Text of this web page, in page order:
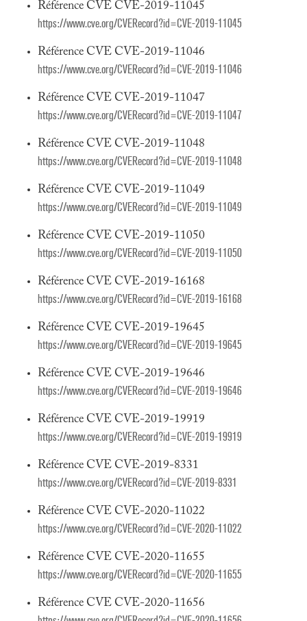
Référence CVE CVE-2019-11045
https://www.cve.org/CVERecord?id=CVE-2019-11045
Référence CVE CVE-2019-11046
https://www.cve.org/CVERecord?id=CVE-2019-11046
Référence CVE CVE-2019-11047
https://www.cve.org/CVERecord?id=CVE-2019-11047
Référence CVE CVE-2019-11048
https://www.cve.org/CVERecord?id=CVE-2019-11048
Référence CVE CVE-2019-11049
https://www.cve.org/CVERecord?id=CVE-2019-11049
Référence CVE CVE-2019-11050
https://www.cve.org/CVERecord?id=CVE-2019-11050
Référence CVE CVE-2019-16168
https://www.cve.org/CVERecord?id=CVE-2019-16168
Référence CVE CVE-2019-19645
https://www.cve.org/CVERecord?id=CVE-2019-19645
Référence CVE CVE-2019-19646
https://www.cve.org/CVERecord?id=CVE-2019-19646
Référence CVE CVE-2019-19919
https://www.cve.org/CVERecord?id=CVE-2019-19919
Référence CVE CVE-2019-8331
https://www.cve.org/CVERecord?id=CVE-2019-8331
Référence CVE CVE-2020-11022
https://www.cve.org/CVERecord?id=CVE-2020-11022
Référence CVE CVE-2020-11655
https://www.cve.org/CVERecord?id=CVE-2020-11655
Référence CVE CVE-2020-11656